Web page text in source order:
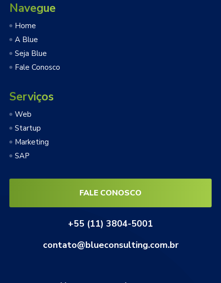
Navegue
Home
A Blue
Seja Blue
Fale Conosco
Serviços
Web
Startup
Marketing
SAP
FALE CONOSCO
+55 (11) 3804-5001
contato@blueconsulting.com.br